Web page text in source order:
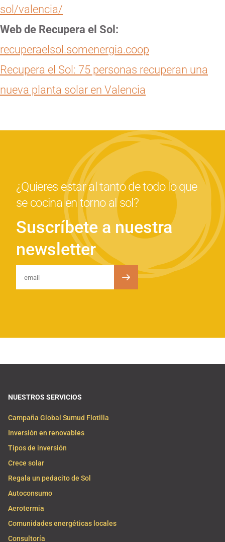
sol/valencia/
Web de Recupera el Sol:
recuperaelsol.somenergia.coop
Recupera el Sol: 75 personas recuperan una
nueva planta solar en Valencia
¿Quieres estar al tanto de todo lo que
se cocina en torno al sol?
Suscríbete a nuestra
newsletter
NUESTROS SERVICIOS
Campaña Global Sumud Flotilla
Inversión en renovables
Tipos de inversión
Crece solar
Regala un pedacito de Sol
Autoconsumo
Aerotermia
Comunidades energéticas locales
Consultoría